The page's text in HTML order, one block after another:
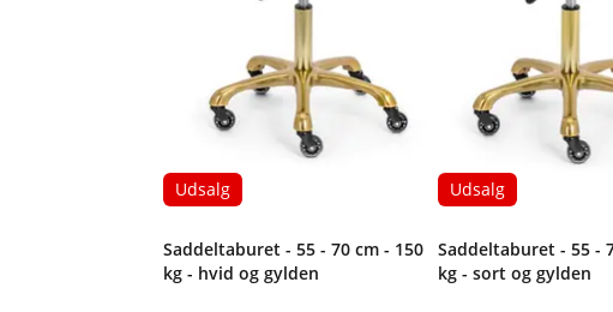
Udsalg
Saddeltaburet - 55 - 70 cm - 150
kg - hvid og gylden
Udsalg
Saddeltaburet - 55 -
kg - sort og gylden